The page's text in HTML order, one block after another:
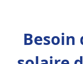
Besoin